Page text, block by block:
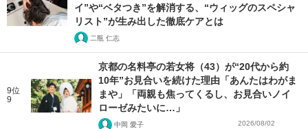
イ”や“ベタつき”を解消する、“ウィッグのスペシャ
リスト”が生み出した徹底ケアとは
二瓶 仁志
9位
9
京都の名料亭の若女将（43）が“20代から約
10年”お見合いを続けた理由「あんたはわがま
まや」「両親も焦ってくるし、お見合いノイ
ローゼみたいに…」
中岡 愛子 2026/08/02